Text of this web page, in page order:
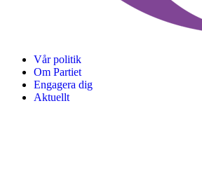
Vår politik
Om Partiet
Engagera dig
Aktuellt